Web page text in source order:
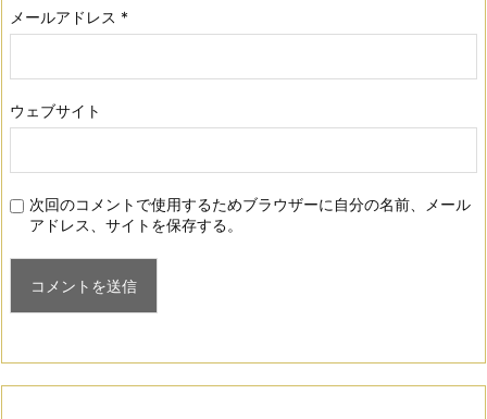
メールアドレス *
ウェブサイト
次回のコメントで使用するためブラウザーに自分の名前、メール
アドレス、サイトを保存する。